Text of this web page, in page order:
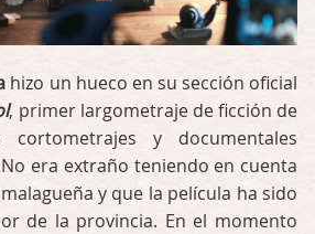
hizo un hueco en su sección oficial
, primer largometraje de ficción de
y documentales
era extraño teniendo en cuenta
y que la película ha sido
de la provincia. En el momento